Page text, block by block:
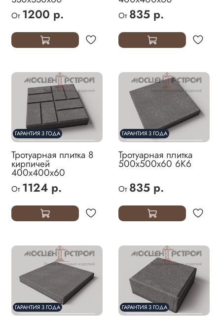
От 1200 р. От 835 р.
ГАРАНТИЯ 3 ГОДА
Тротуарная плитка 8
кирпичей
400х400х60
От 1124 р.
ГАРАНТИЯ 3 ГОДА
Тротуарная плитка
500х500х60 6К6
От 835 р.
ГАРАНТИЯ 3 ГОДА ГАРАНТИЯ 3 ГОДА